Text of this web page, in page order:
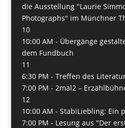
die Ausstellung "Laurie
Photographs" im Münchner
10
10:00 AM - Übergänge
dem Fundbuch
11
6:30 PM - Treffen des
7:00 PM - 2mal2 –
12
10:00 AM - StabiLiebling: Ein
7:00 PM - Lesung aus "Der